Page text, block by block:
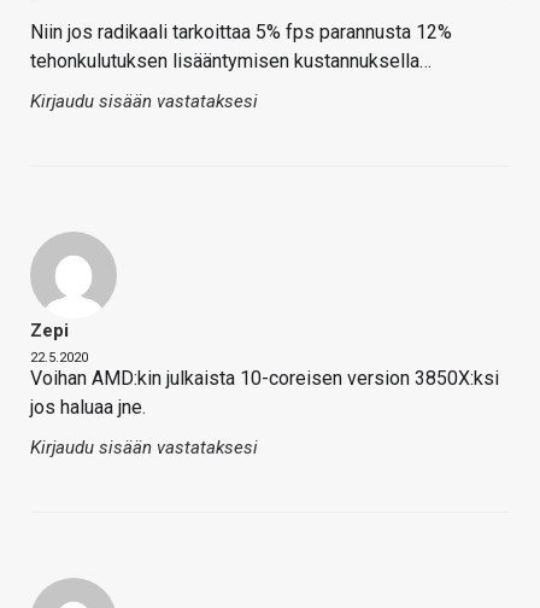
Niin jos radikaali tarkoittaa 5% fps parannusta 12%
tehonkulutuksen lisääntymisen kustannuksella…
Kirjaudu sisään vastataksesi
Zepi
22.5.2020
Voihan AMD:kin julkaista 10-coreisen version 3850X:ksi
jos haluaa jne.
Kirjaudu sisään vastataksesi